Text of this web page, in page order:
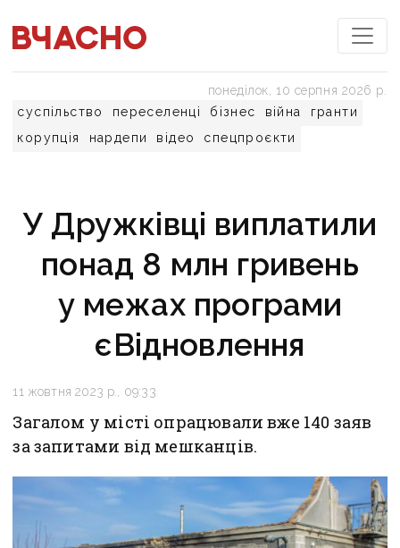
суспільство переселенці бізнес війна
гранти
корупція
нардепи відео спецпроєкти
понеділок, 10 серпня 2026 р.
У Дружківці виплатили
понад 8 млн гривень
у межах програми
єВідновлення
11 жовтня 2023 р., 09:33
Загалом у місті опрацювали вже 140 заяв
за запитами від мешканців.